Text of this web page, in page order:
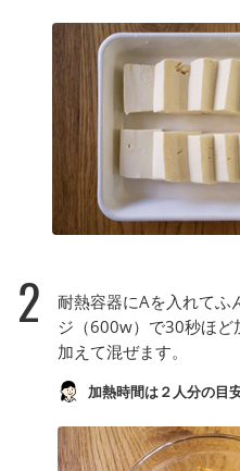
2
耐熱容器にAを入れてふ
ジ（600w）で30秒ほど
加えて混ぜます。
加熱時間は２人分の目